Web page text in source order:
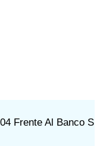
Frente Al Banco S